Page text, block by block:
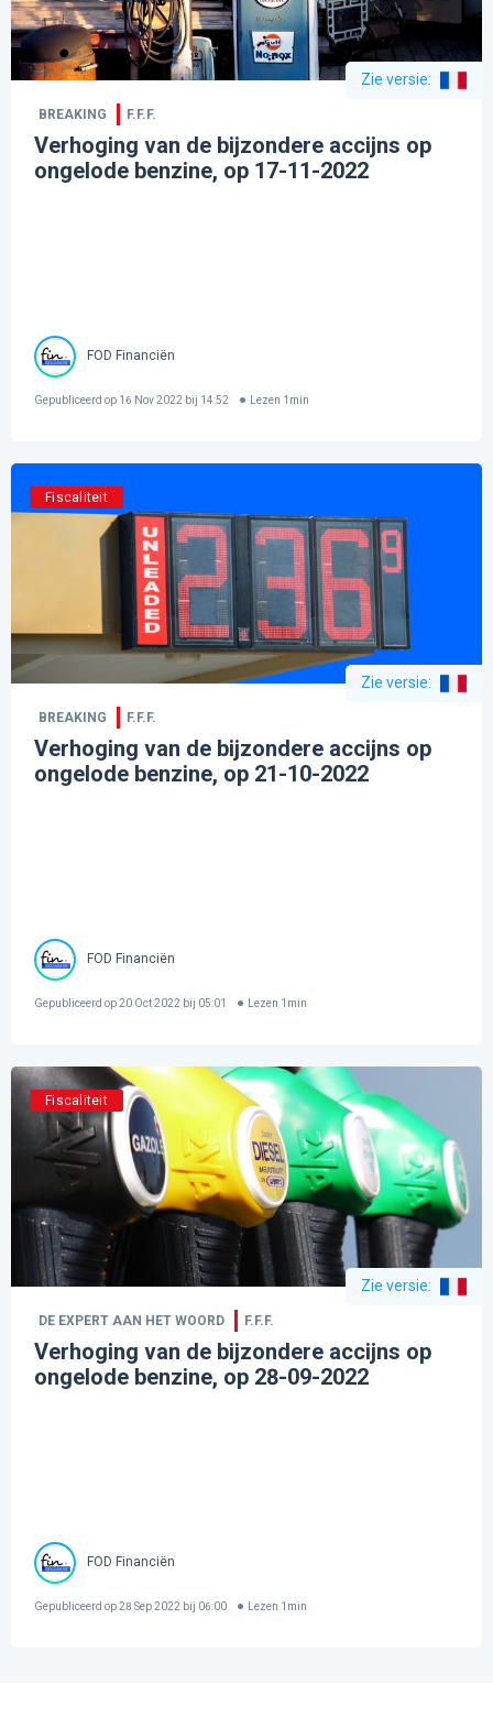
Zie versie:
BREAKING F.F.F.
Verhoging van de bijzondere accijns op
ongelode benzine, op 17-11-2022
FOD Financiën
Gepubliceerd op 16 Nov 2022 bij 14:52 Lezen 1 min
Fiscaliteit
Zie versie:
BREAKING F.F.F.
Verhoging van de bijzondere accijns op
ongelode benzine, op 21-10-2022
FOD Financiën
Gepubliceerd op20 Oct 2022 bij 05:01 Lezen 1 min
Fiscaliteit
Zie versie:
DE EXPERT AAN HET WOORD F.F.F.
Verhoging van de bijzondere accijns op
ongelode benzine, op 28-09-2022
FOD Financiën
Gepubliceerd op28 Sep 2022 bij 06:00 Lezen 1 min